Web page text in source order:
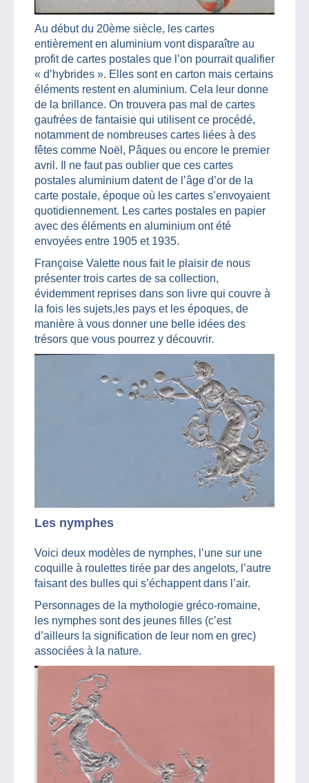
Au début du 20ème siècle, les cartes
entièrement en aluminium vont disparaître au
profit de cartes postales que l’on pourrait qualifier
« d’hybrides ». Elles sont en carton mais certains
éléments restent en aluminium. Cela leur donne
de la brillance. On trouvera pas mal de cartes
gaufrées de fantaisie qui utilisent ce procédé,
notamment de nombreuses cartes liées à des
fêtes comme Noël, Pâques ou encore le premier
avril. Il ne faut pas oublier que ces cartes
postales aluminium datent de l’âge d’or de la
carte postale, époque où les cartes s’envoyaient
quotidiennement. Les cartes postales en papier
avec des éléments en aluminium ont été
envoyées entre 1905 et 1935.
Françoise Valette nous fait le plaisir de nous
présenter trois cartes de sa collection,
évidemment reprises dans son livre qui couvre à
la fois les sujets,les pays et les époques, de
manière à vous donner une belle idées des
trésors que vous pourrez y découvrir.
Les nymphes
Voici deux modèles de nymphes, l’une sur une
coquille à roulettes tirée par des angelots, l’autre
faisant des bulles qui s’échappent dans l’air.
Personnages de la mythologie gréco-romaine,
les nymphes sont des jeunes filles (c’est
d’ailleurs la signification de leur nom en grec)
associées à la nature.